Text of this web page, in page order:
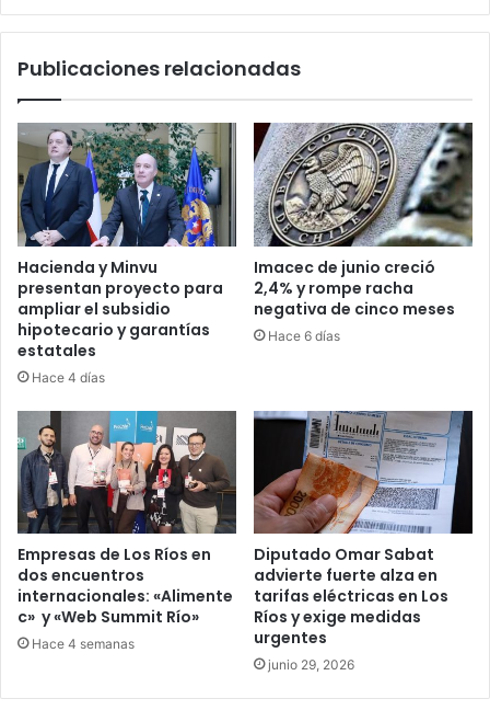
interna
Publicaciones relacionadas
Hacienda y Minvu
presentan proyecto para
ampliar el subsidio
hipotecario y garantías
estatales
Hace 4 días
Imacec de junio creció
2,4% y rompe racha
negativa de cinco meses
Hace 6 días
Empresas de Los Ríos en
dos encuentros
internacionales: «Alimente
c» y «Web Summit Río»
Hace 4 semanas
Diputado Omar Sabat
advierte fuerte alza en
tarifas eléctricas en Los
Ríos y exige medidas
urgentes
junio 29, 2026